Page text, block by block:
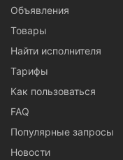
Объявления
Товары
Найти исполнителя
Тарифы
Как пользоваться
FAQ
Популярные запросы
Новости